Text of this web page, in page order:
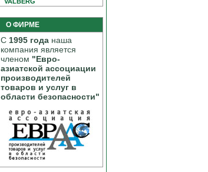
О ФИРМЕ
С 1995 года наша
компания является
членом "Евро-
азиатской ассоциации
производителей
товаров и услуг в
области безопасности"